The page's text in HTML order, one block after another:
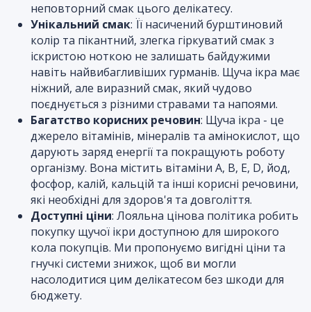
неповторний смак цього делікатесу.
Унікальний смак: Її насичений бурштиновий
колір та пікантний, злегка гіркуватий смак з
іскристою ноткою не залишать байдужими
навіть найвибагливіших гурманів. Щуча ікра має
ніжний, але виразний смак, який чудово
поєднується з різними стравами та напоями.
Багатство корисних речовин: Щуча ікра - це
джерело вітамінів, мінералів та амінокислот, що
дарують заряд енергії та покращують роботу
організму. Вона містить вітаміни A, B, E, D, йод,
фосфор, калій, кальцій та інші корисні речовини,
які необхідні для здоров'я та довголіття.
Доступні ціни: Лояльна цінова політика робить
покупку щучої ікри доступною для широкого
кола покупців. Ми пропонуємо вигідні ціни та
гнучкі системи знижок, щоб ви могли
насолодитися цим делікатесом без шкоди для
бюджету.
Email:
Номер телефону*:
Повідомлення*:
Відправити